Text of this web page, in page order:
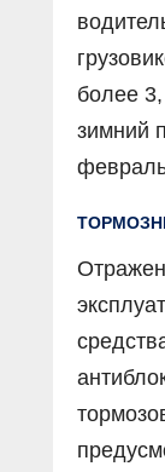
более
зимний